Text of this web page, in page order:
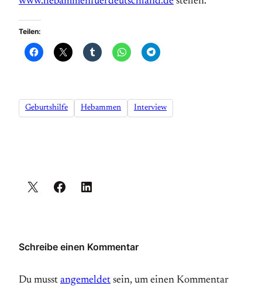
Teilen:
Geburtshilfe Hebammen Interview
Schreibe einen Kommentar
Du musst angemeldet sein, um einen Kommentar